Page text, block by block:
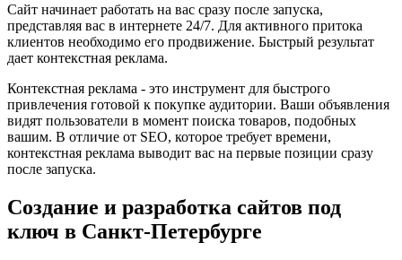
Сайт начинает работать на вас сразу после запуска,
представляя вас в интернете 24/7. Для активного притока
клиентов необходимо его продвижение. Быстрый результат
дает контекстная реклама.
Контекстная реклама - это инструмент для быстрого
привлечения готовой к покупке аудитории. Ваши объявления
видят пользователи в момент поиска товаров, подобных
вашим. В отличие от SEO, которое требует времени,
контекстная реклама выводит вас на первые позиции сразу
после запуска.
Создание и разработка сайтов под
ключ в Санкт-Петербурге